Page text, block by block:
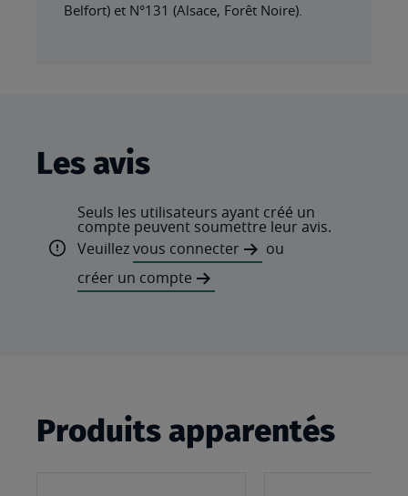
Belfort) et N°131 (Alsace, Forêt Noire).
Les avis
Seuls les utilisateurs ayant créé un
compte peuvent soumettre leur avis.
Veuillezvous connecter
ou
créer un compte
Produits apparentés